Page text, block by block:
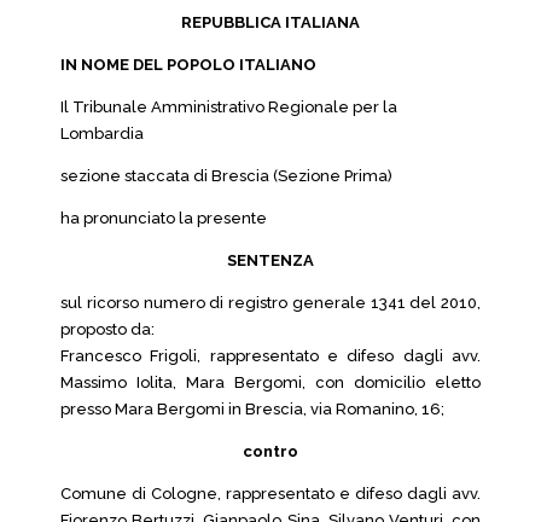
REPUBBLICA ITALIANA
IN NOME DEL POPOLO ITALIANO
Il Tribunale Amministrativo Regionale per la
Lombardia
sezione staccata di Brescia (Sezione Prima)
ha pronunciato la presente
SENTENZA
sul ricorso numero di registro generale 1341 del 2010,
proposto da:
Francesco Frigoli, rappresentato e difeso dagli avv.
Massimo Iolita, Mara Bergomi, con domicilio eletto
presso Mara Bergomi in Brescia, via Romanino, 16;
contro
Comune di Cologne, rappresentato e difeso dagli avv.